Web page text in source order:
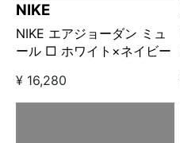
NIKE
NIKE エアジョーダン ミュ
ール □ ホワイト×ネイビー
¥ 16,280